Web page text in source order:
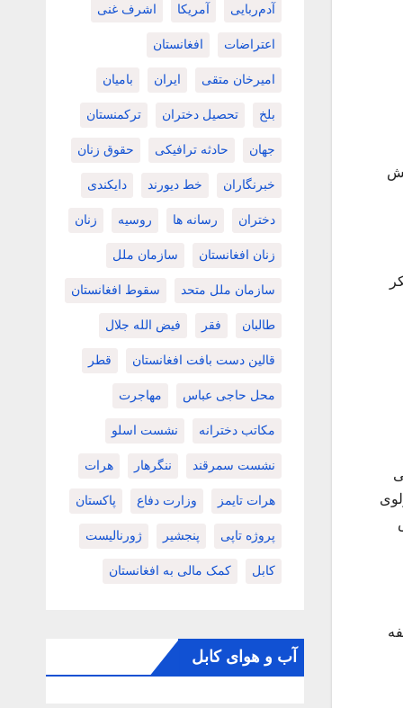
اداره تفتیش
آدم‌ربایی آمریکا اشرف غنی
اعتراضات افغانستان
امیرخان متقی ایران بامیان
بلخ تحصیل دختران ترکمنستان
جهان حادثه ترافیکی حقوق زنان
خبرنگاران خط دیورند دایکندی
دختران رسانه ها روسیه زنان
زنان افغانستان سازمان ملل
سازمان ملل متحد سقوط افغانستان
طالبان فقر فیض الله جلال
قالین دست بافت افغانستان قطر
محل حاجی عباس مهاجرت
مکاتب دخترانه نشست اسلو
نشست سمرقند ننگرهار هرات
هرات تایمز وزارت دفاع پاکستان
پروژه تاپی پنجشیر ژورنالیست
کابل کمک مالی به افغانستان
آب و هوای کابل